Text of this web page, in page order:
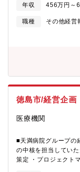
設全体の労務や総務
画・実施
年収 456万円～
職種
その他経営
徳島市/経営企画
医療機関
■天満病院グループの
の中核を担当してい
策定 ・プロジェクト